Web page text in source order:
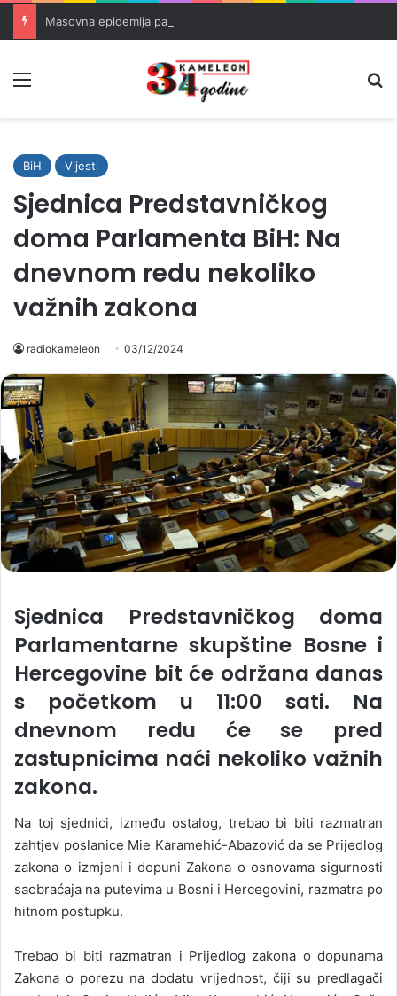
BiH Vijesti
Sjednica Predstavničkog
doma Parlamenta BiH: Na
dnevnom redu nekoliko
važnih zakona
radiokameleon 03/12/2024
Sjednica Predstavničkog doma
Parlamentarne skupštine Bosne i
Hercegovine bit će održana danas
s početkom u 11:00 sati. Na
dnevnom redu će se pred
zastupnicima naći nekoliko važnih
zakona.
Na toj sjednici, između ostalog, trebao bi biti razmatran
zahtjev poslanice Mie Karamehić-Abazović da se Prijedlog
zakona o izmjeni i dopuni Zakona o osnovama sigurnosti
saobraćaja na putevima u Bosni i Hercegovini, razmatra po
hitnom postupku.
Trebao bi biti razmatran i Prijedlog zakona o dopunama
Zakona o porezu na dodatu vrijednost, čiji su predlagači